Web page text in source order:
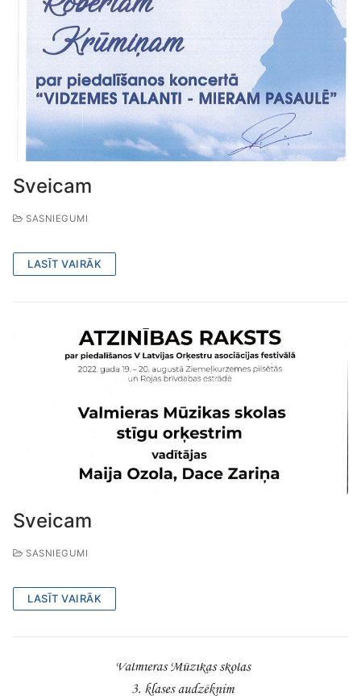
Sveicam
SASNIEGUMI
LASĪT VAIRĀK
Sveicam
SASNIEGUMI
LASĪT VAIRĀK